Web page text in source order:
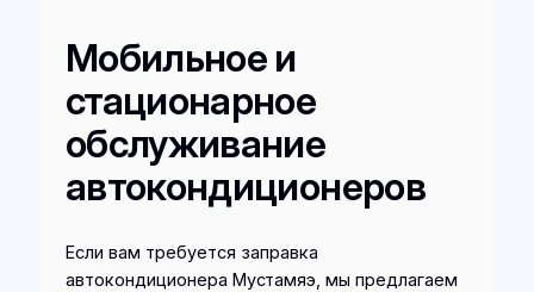
Мобильное и
стационарное
обслуживание
автокондиционеров
Если вам требуется заправка
автокондиционера Мустамяэ, мы предлагаем